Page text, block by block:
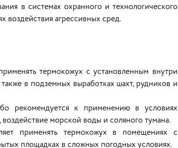
в системах охранного и технологического
воздействия агрессивных сред.
термокожух с установленным внутри
в подземных выработках шахт, рудников и
рекомендуется к применению в условиях
морской воды и соляного тумана.
применять термокожух в помещениях с
площадках в сложных погодных условиях.